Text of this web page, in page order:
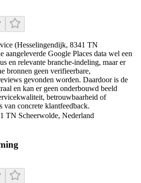
(Hesselingendijk, 8341 TN
aangeleverde Google Places data wel een
en relevante branche-indeling, maar er
bronnen geen verifieerbare,
gevonden worden. Daardoor is de
en kan er geen onderbouwd beeld
betrouwbaarheid of
van concrete klantfeedback.
TN Scheerwolde, Nederland